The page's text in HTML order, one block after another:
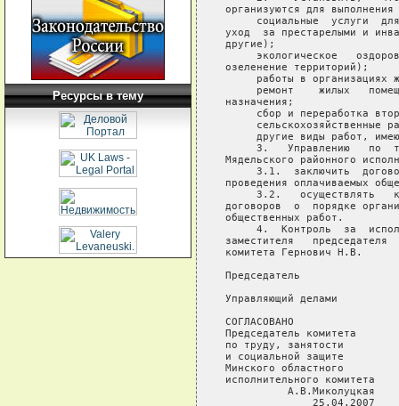
Ресурсы в тему
организуются для
социальные  услуги
уход  за престарелыми и
другие);
экологическое
озеленение территорий);
работы в организациях
ремонт    жилых
назначения;
сбор и переработка
сельскохозяйственные
другие виды работ,
3.   Управлению   по
Мядельского районного
3.1.  заключить
проведения оплачиваемых
3.2.   осуществлять
договоров  о  порядке
общественных работ.
4.  Контроль  за
заместителя   председателя
комитета Гернович Н.В.
Председатель
Управляющий делами
Председатель комитета
по труду, занятости
и социальной защите
Минского областного
исполнительного комитета
          А.В.Миколуцкая
              25.04.2007